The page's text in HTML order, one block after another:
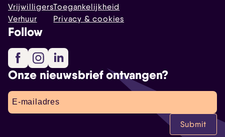
Vrijwilligers
Verhuur
Toegankelijkheid
Privacy & cookies
Follow
FacebookInstagram
Onze nieuwsbrief ontvangen?